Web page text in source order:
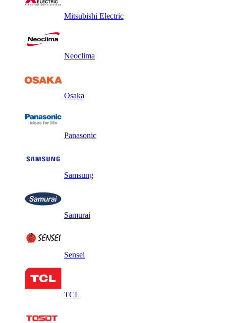
Mitsubishi Electric
Neoclima
Osaka
Panasonic
Samsung
Samurai
Sensei
TCL